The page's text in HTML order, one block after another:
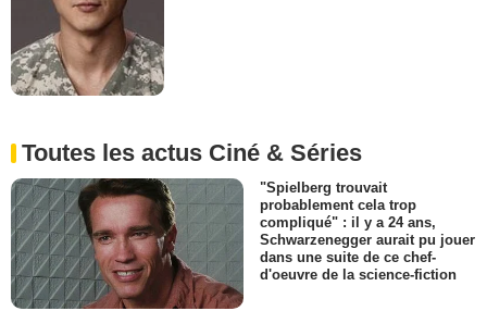
Toutes les actus Ciné & Séries
"Spielberg trouvait
probablement cela trop
compliqué" : il y a 24 ans,
Schwarzenegger aurait pu jouer
dans une suite de ce chef-
d'oeuvre de la science-fiction